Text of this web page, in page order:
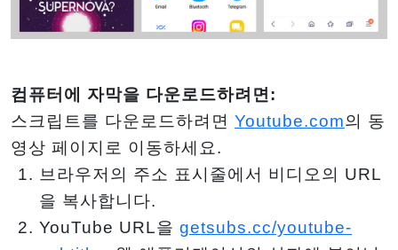
컴퓨터에 자막을 다운로드하려면:
스크립트를 다운로드하려면 Youtube.com의 동
영상 페이지로 이동하세요.
브라우저의 주소 표시줄에서 비디오의 URL
을 복사합니다.
YouTube URL을 getsubs.cc/youtube-